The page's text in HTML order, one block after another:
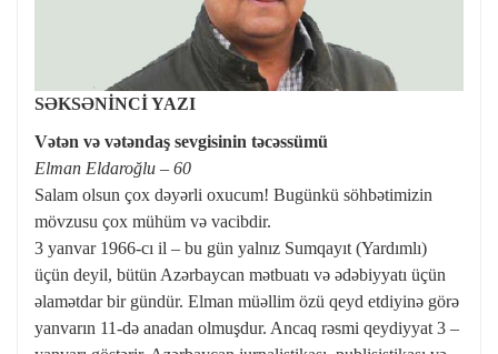
SƏKSƏNİNCİ YAZI
Vətən və vətəndaş sevgisinin təcəssümü
Elman Eldaroğlu – 60
Salam olsun çox dəyərli oxucum! Bugünkü söhbətimizin
mövzusu çox mühüm və vacibdir.
3 yanvar 1966-cı il – bu gün yalnız Sumqayıt (Yardımlı)
üçün deyil, bütün Azərbaycan mətbuatı və ədəbiyyatı üçün
əlamətdar bir gündür. Elman müəllim özü qeyd etdiyinə görə
yanvarın 11-də anadan olmuşdur. Ancaq rəsmi qeydiyyat 3 –